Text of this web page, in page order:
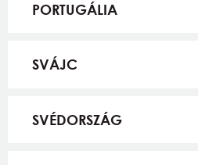
PORTUGÁLIA
SVÁJC
SVÉDORSZÁG